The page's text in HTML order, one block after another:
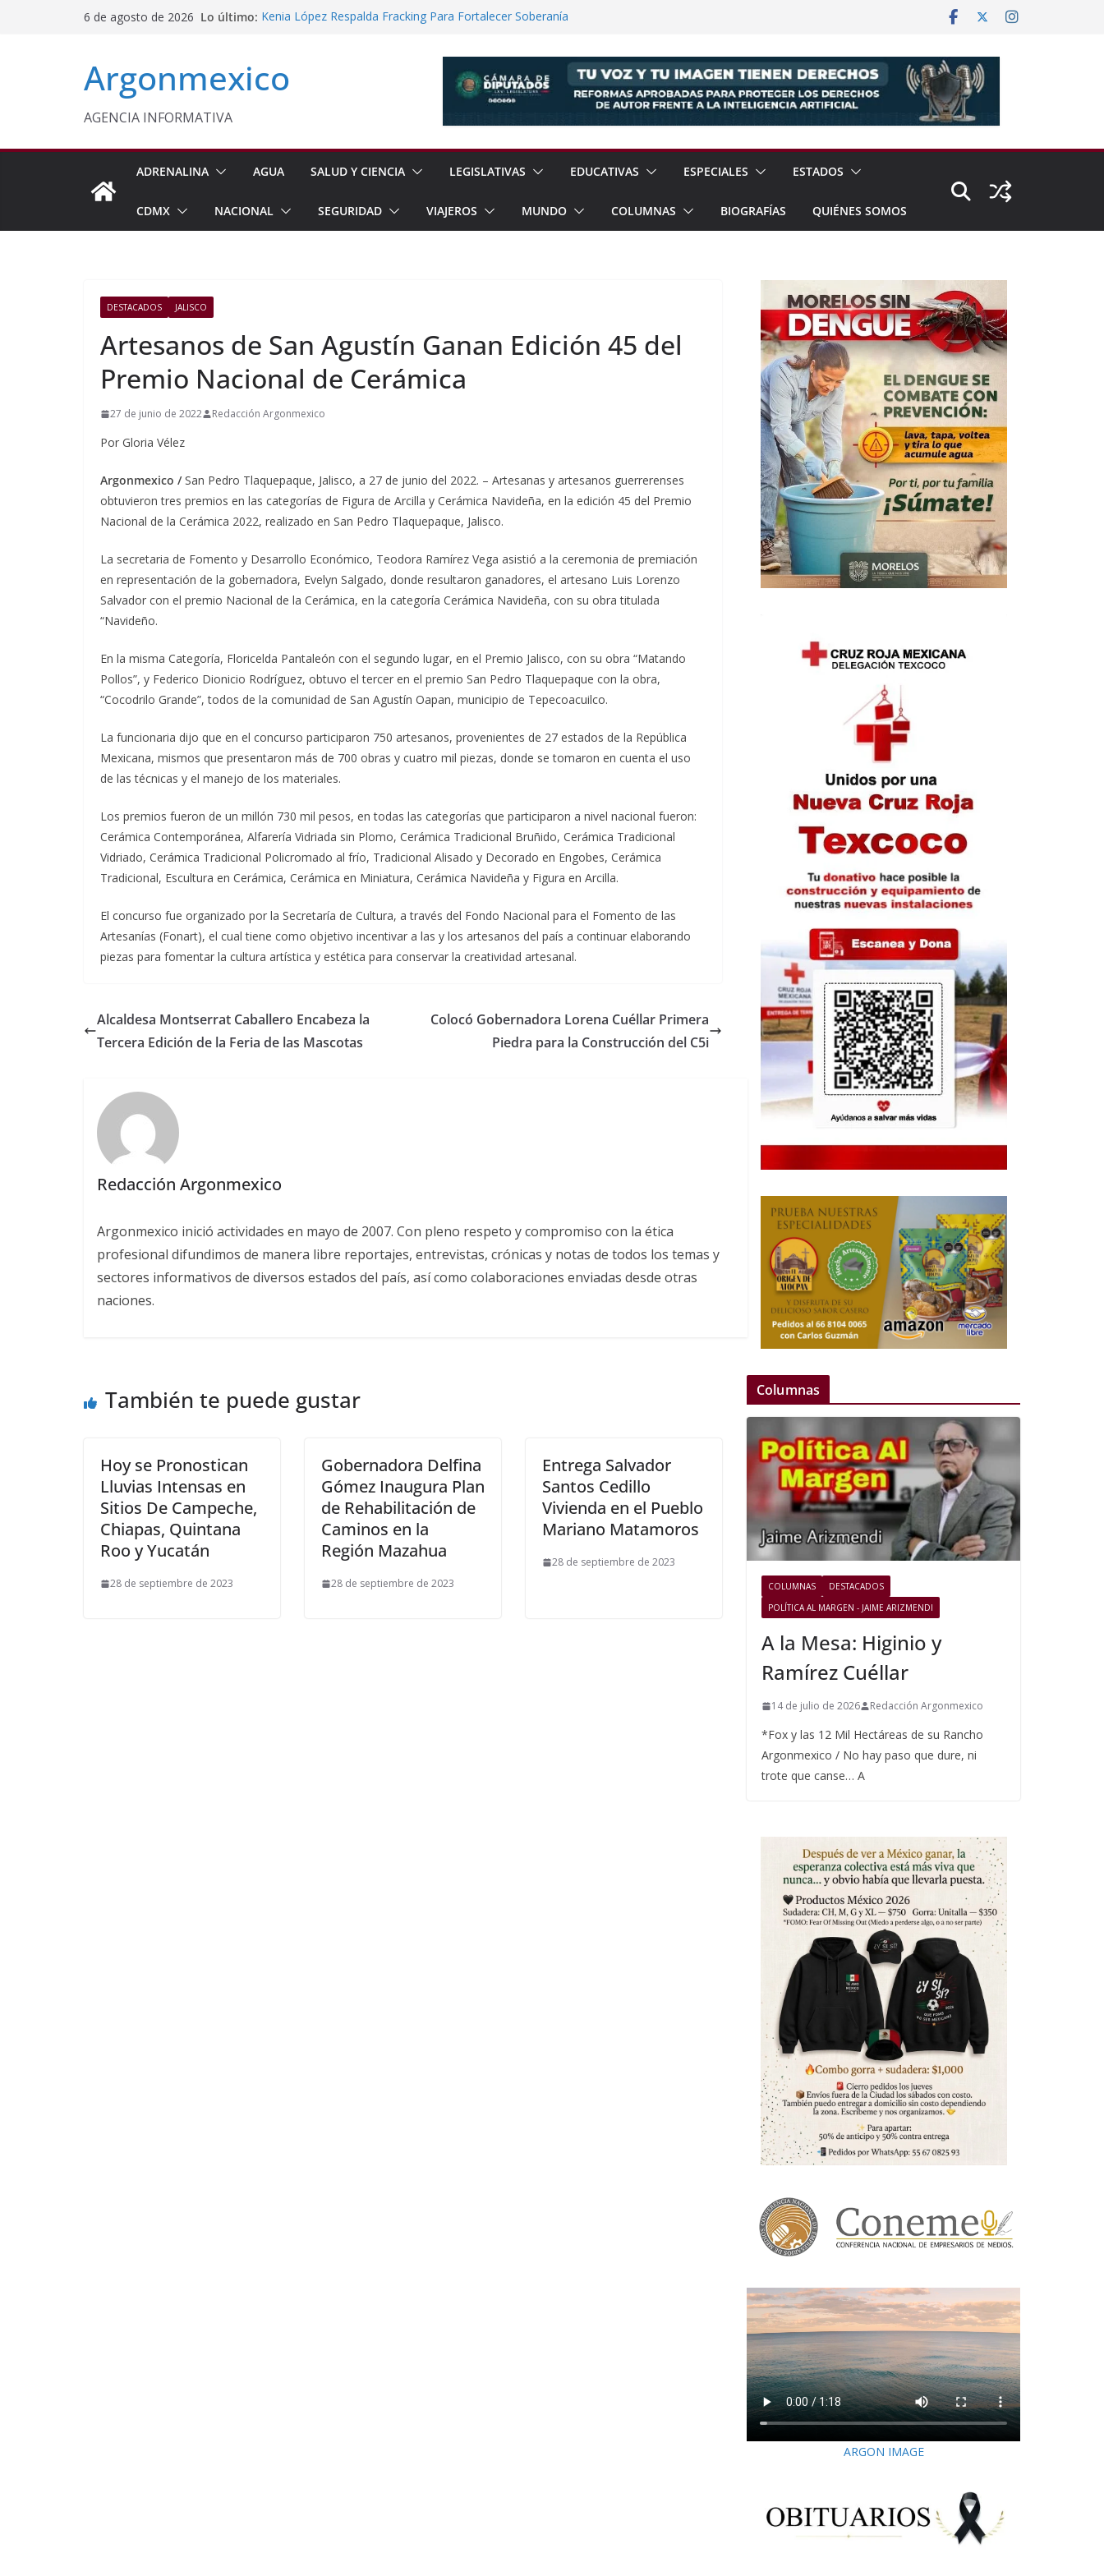
6 de agosto de 2026 Lo último: Kenia López Respalda Fracking Para Fortalecer Soberanía
Edomex Conmemora Día Internacional de los Pueblos
Monreal Llama a Cerrar Filas con Sheinbaum Ante Presiones
Exteriores
Argonmexico
AGENCIA INFORMATIVA
ADRENALINA AGUA SALUD Y CIENCIA LEGISLATIVAS EDUCATIVAS ESPECIALES ESTADOS
CDMX NACIONAL SEGURIDAD VIAJEROS MUNDO COLUMNAS BIOGRAFÍAS QUIÉNES SOMOS
DESTACADOS JALISCO
Artesanos de San Agustín Ganan Edición 45 del
Premio Nacional de Cerámica
27 de junio de 2022 Redacción Argonmexico
Por Gloria Vélez
Argonmexico /San Pedro Tlaquepaque, Jalisco, a 27 de junio del 2022. – Artesanas y artesanos guerrerenses
obtuvieron tres premios en las categorías de Figura de Arcilla y Cerámica Navideña, en la edición 45 del Premio
Nacional de la Cerámica 2022, realizado en San Pedro Tlaquepaque, Jalisco.
La secretaria de Fomento y Desarrollo Económico, Teodora Ramírez Vega asistió a la ceremonia de premiación
en representación de la gobernadora, Evelyn Salgado, donde resultaron ganadores, el artesano Luis Lorenzo
Salvador con el premio Nacional de la Cerámica, en la categoría Cerámica Navideña, con su obra titulada
“Navideño.
En la misma Categoría, Floricelda Pantaleón con el segundo lugar, en el Premio Jalisco, con su obra “Matando
Pollos”, y Federico Dionicio Rodríguez, obtuvo el tercer en el premio San Pedro Tlaquepaque con la obra,
“Cocodrilo Grande”, todos de la comunidad de San Agustín Oapan, municipio de Tepecoacuilco.
La funcionaria dijo que en el concurso participaron 750 artesanos, provenientes de 27 estados de la República
Mexicana, mismos que presentaron más de 700 obras y cuatro mil piezas, donde se tomaron en cuenta el uso
de las técnicas y el manejo de los materiales.
Los premios fueron de un millón 730 mil pesos, en todas las categorías que participaron a nivel nacional fueron:
Cerámica Contemporánea, Alfarería Vidriada sin Plomo, Cerámica Tradicional Bruñido, Cerámica Tradicional
Vidriado, Cerámica Tradicional Policromado al frío, Tradicional Alisado y Decorado en Engobes, Cerámica
Tradicional, Escultura en Cerámica, Cerámica en Miniatura, Cerámica Navideña y Figura en Arcilla.
El concurso fue organizado por la Secretaría de Cultura, a través del Fondo Nacional para el Fomento de las
Artesanías (Fonart), el cual tiene como objetivo incentivar a las y los artesanos del país a continuar elaborando
piezas para fomentar la cultura artística y estética para conservar la creatividad artesanal.
Alcaldesa Montserrat Caballero Encabeza la
Tercera Edición de la Feria de las Mascotas
Colocó Gobernadora Lorena Cuéllar Primera
Piedra para la Construcción del C5i
Redacción Argonmexico
Argonmexico inició actividades en mayo de 2007. Con pleno respeto y compromiso con la ética
profesional difundimos de manera libre reportajes, entrevistas, crónicas y notas de todos los temas y
sectores informativos de diversos estados del país, así como colaboraciones enviadas desde otras
naciones.
También te puede gustar
Hoy se Pronostican
Lluvias Intensas en
Sitios De Campeche,
Chiapas, Quintana
Roo y Yucatán
28 de septiembre de 2023
Gobernadora Delfina
Gómez Inaugura Plan
de Rehabilitación de
Caminos en la
Región Mazahua
28 de septiembre de 2023
Entrega Salvador
Santos Cedillo
Vivienda en el Pueblo
Mariano Matamoros
28 de septiembre de 2023
Columnas
COLUMNAS
DESTACADOS
POLÍTICA AL MARGEN - JAIME ARIZMENDI
A la Mesa: Higinio y
Ramírez Cuéllar
14 de julio de 2026 Redacción Argonmexico
*Fox y las 12 Mil Hectáreas de su Rancho
Argonmexico / No hay paso que dure, ni
trote que canse… A
ARGON IMAGE